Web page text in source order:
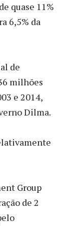
quase 11%
6,5% da
de
milhões
e 2014,
Dilma.
Group
de 2